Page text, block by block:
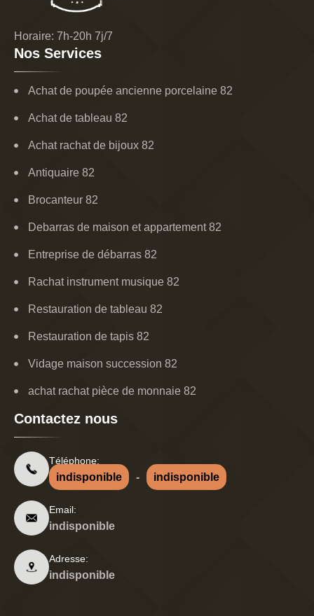
Horaire: 7h-20h 7j/7
Nos Services
Achat de poupée ancienne porcelaine 82
Achat de tableau 82
Achat rachat de bijoux 82
Antiquaire 82
Brocanteur 82
Debarras de maison et appartement 82
Entreprise de débarras 82
Rachat instrument musique 82
Restauration de tableau 82
Restauration de tapis 82
Vidage maison succession 82
achat rachat pièce de monnaie 82
Contactez nous
Téléphone:
indisponible - indisponible
Email:
indisponible
Adresse:
indisponible